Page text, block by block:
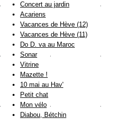
Concert au jardin
Acariens
Vacances de Hève (12)
Vacances de Hève (11)
Do D. va au Maroc
Sonar
Vitrine
Mazette !
10 mai au Hav'
Petit chat
Mon vélo
Diabou, Bétchin